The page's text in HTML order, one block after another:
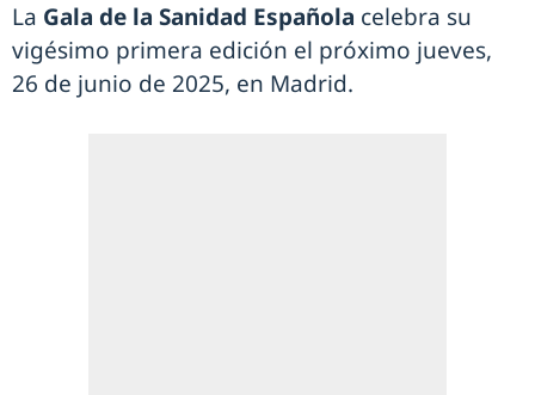
La Gala de la Sanidad Española celebra su
vigésimo primera edición el próximo jueves,
26 de junio de 2025, en Madrid.